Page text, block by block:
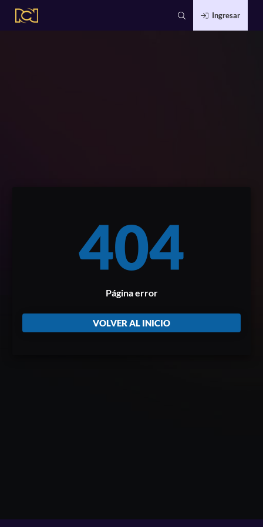
Ingresar
404
Página error
VOLVER AL INICIO